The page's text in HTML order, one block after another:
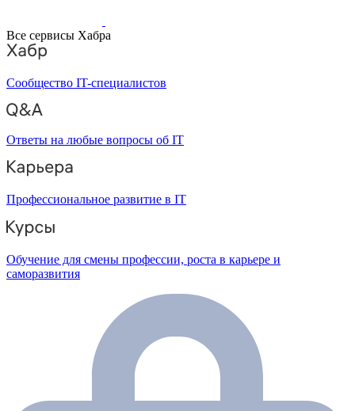
Все сервисы Хабра
Сообщество IT-специалистов
Ответы на любые вопросы об IT
Профессиональное развитие в IT
Обучение для смены профессии, роста в карьере и
саморазвития